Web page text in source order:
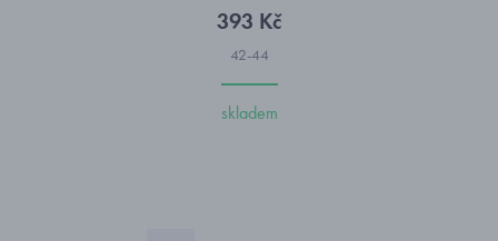
393 Kč
42-44
skladem